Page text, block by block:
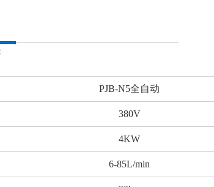
PJB-N5全自动
380V
4KW
6-85L/min